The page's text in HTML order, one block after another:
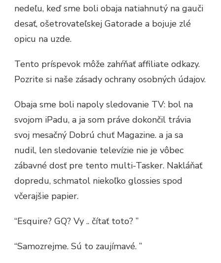
nedeľu, keď sme boli obaja natiahnutý na gauči
desať, ošetrovateľskej Gatorade a bojuje zlé
opicu na uzde.
Tento príspevok môže zahŕňať affiliate odkazy.
Pozrite si naše zásady ochrany osobných údajov.
Obaja sme boli napoly sledovanie TV: bol na
svojom iPadu, a ja som práve dokončil trávia
svoj mesačný Dobrú chuť Magazine. a ja sa
nudil, len sledovanie televízie nie je vôbec
zábavné dosť pre tento multi-Tasker. Nakláňať
dopredu, schmatol niekoľko glossies spod
včerajšie papier.
“Esquire? GQ? Vy .. čítať toto? ”
“Samozrejme. Sú to zaujímavé. ”